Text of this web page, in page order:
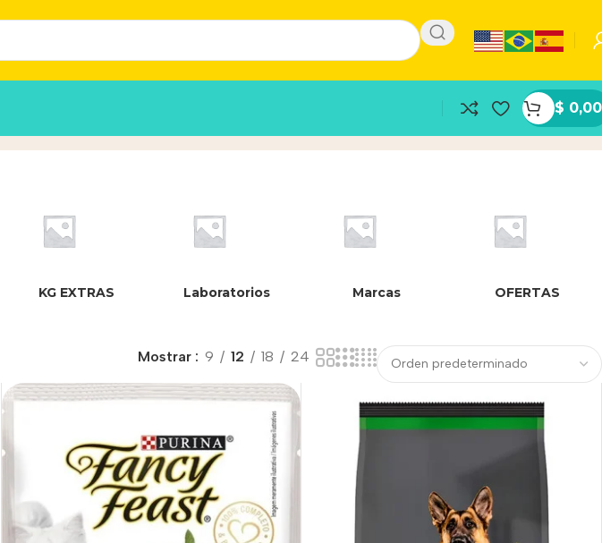
$ 0,00
KG EXTRAS Laboratorios Marcas OFERTAS
Mostrar 9 12 18 24